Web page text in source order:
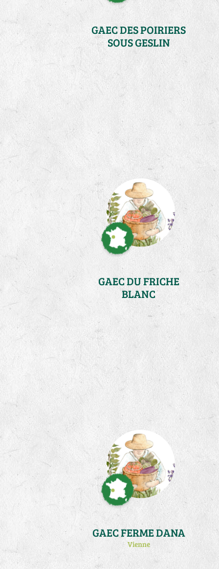
GAEC DES POIRIERS
SOUS GESLIN
Ille-et-Vilaine
GAEC DU FRICHE
BLANC
Loire Atlantique
GAEC FERME DANA
Vienne